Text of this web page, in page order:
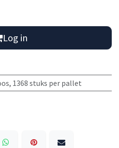
Log in
, 1368 stuks per pallet